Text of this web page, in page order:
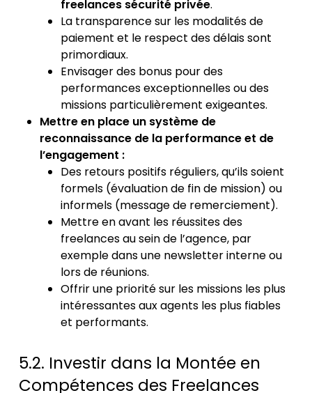
freelances sécurité privée.
La transparence sur les modalités de
paiement et le respect des délais sont
primordiaux.
Envisager des bonus pour des
performances exceptionnelles ou des
missions particulièrement exigeantes.
Mettre en place un système de
reconnaissance de la performance et de
l’engagement :
Des retours positifs réguliers, qu’ils soient
formels (évaluation de fin de mission) ou
informels (message de remerciement).
Mettre en avant les réussites des
freelances au sein de l’agence, par
exemple dans une newsletter interne ou
lors de réunions.
Offrir une priorité sur les missions les plus
intéressantes aux agents les plus fiables
et performants.
5.2. Investir dans la Montée en
Compétences des Freelances